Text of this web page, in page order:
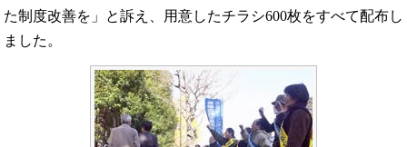
た制度改善を」と訴え、用意したチラシ600枚をすべて配布し
ました。